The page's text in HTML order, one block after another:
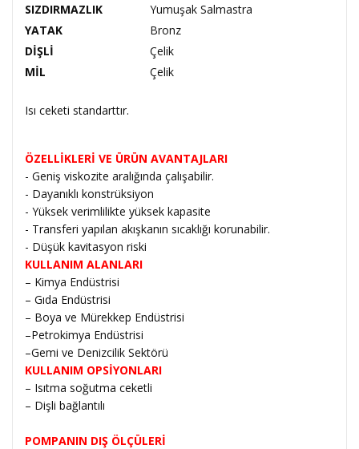
SIZDIRMAZLIK
Yumuşak Salmastra
YATAK
Bronz
DİŞLİ
Çelik
MİL
Çelik
Isı ceketi standarttır.
ÖZELLİKLERİ VE ÜRÜN AVANTAJLARI
- Geniş viskozite aralığında çalışabilir.
- Dayanıklı konstrüksiyon
- Yüksek verimlilikte yüksek kapasite
- Transferi yapılan akışkanın sıcaklığı korunabilir.
- Düşük kavitasyon riski
KULLANIM ALANLARI
– Kimya Endüstrisi
– Gıda Endüstrisi
– Boya ve Mürekkep Endüstrisi
–Petrokimya Endüstrisi
–Gemi ve Denizcilik Sektörü
KULLANIM OPSİYONLARI
– Isıtma soğutma ceketli
– Dişli bağlantılı
POMPANIN DIŞ ÖLÇÜLERİ